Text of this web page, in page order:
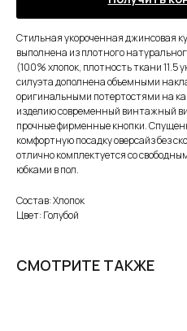
Стильная укороченная джинсовая
выполнена из плотного
(100% хлопок, плотность ткани
силуэта дополнена объемными
оригинальными потертостями на
изделию современный винтажный
прочные фирменные кнопки.
комфортную посадку оверсайз без
отлично комплектуется со
юбками в пол.
Состав: Хлопок
Цвет: Голубой
СМОТРИТЕ ТАКЖЕ